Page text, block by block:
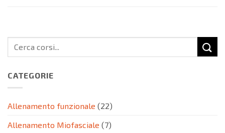
CATEGORIE
Allenamento funzionale (22)
Allenamento Miofasciale (7)